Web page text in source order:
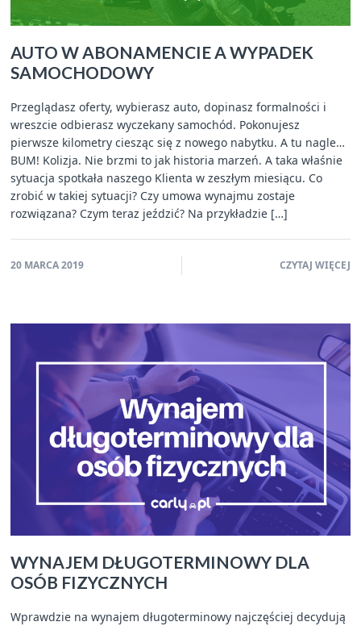
AUTO W ABONAMENCIE A WYPADEK
SAMOCHODOWY
Przeglądasz oferty, wybierasz auto, dopinasz formalności i
wreszcie odbierasz wyczekany samochód. Pokonujesz
pierwsze kilometry ciesząc się z nowego nabytku. A tu nagle…
BUM! Kolizja. Nie brzmi to jak historia marzeń. A taka właśnie
sytuacja spotkała naszego Klienta w zeszłym miesiącu. Co
zrobić w takiej sytuacji? Czy umowa wynajmu zostaje
rozwiązana? Czym teraz jeździć? Na przykładzie […]
20 MARCA 2019 CZYTAJ WIĘCEJ
WYNAJEM DŁUGOTERMINOWY DLA
OSÓB FIZYCZNYCH
Wprawdzie na wynajem długoterminowy najczęściej decydują